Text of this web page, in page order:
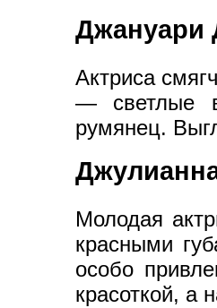
Джануари
Актриса
— светлые
румянец.
Молодая
красными
особо
красоткой, а